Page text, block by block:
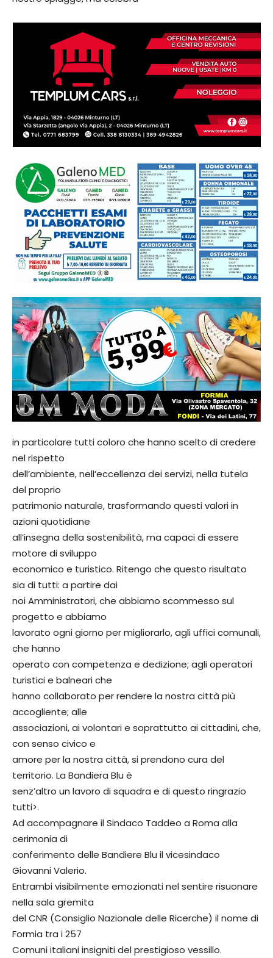
in particolare tutti coloro che hanno scelto di credere
nel rispetto
dell’ambiente, nell’eccellenza dei servizi, nella tutela
del proprio
patrimonio naturale, trasformando questi valori in
azioni quotidiane
all’insegna della sostenibilità, ma capaci di essere
motore di sviluppo
economico e turistico. Ritengo che questo risultato
sia di tutti: a partire dai
noi Amministratori, che abbiamo scommesso sul
progetto e abbiamo
lavorato ogni giorno per migliorarlo, agli uffici comunali,
che hanno
operato con competenza e dedizione; agli operatori
turistici e balneari che
hanno collaborato per rendere la nostra città più
accogliente; alle
associazioni, ai volontari e soprattutto ai cittadini, che,
con senso civico e
amore per la nostra città, si prendono cura del
territorio. La Bandiera Blu è
senz’altro un lavoro di squadra e di questo ringrazio
tutti>.
Ad accompagnare il Sindaco Taddeo a Roma alla
cerimonia di
conferimento delle Bandiere Blu il vicesindaco
Giovanni Valerio.
Entrambi visibilmente emozionati nel sentire risuonare
nella sala gremita
del CNR (Consiglio Nazionale delle Ricerche) il nome di
Formia tra i 257
Comuni italiani insigniti del prestigioso vessillo.